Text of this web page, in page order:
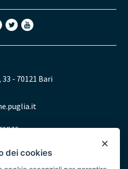
- 70121 Bari
×
dei cookies